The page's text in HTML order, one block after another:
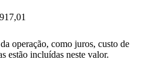
operação, como juros, custo de
estão incluídas neste valor.